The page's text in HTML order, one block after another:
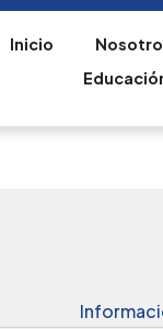
Inicio